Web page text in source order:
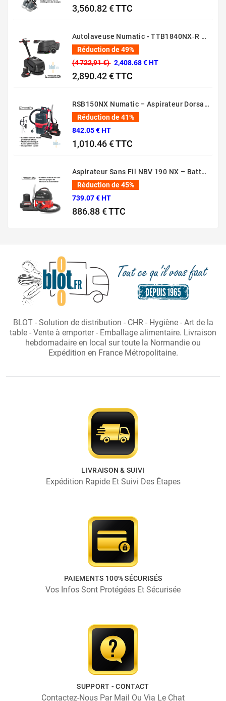
3,560.82 €TTC
Autolaveuse Numatic - TTB1840NX‑R – (Batterie 36 V, 18 L)
Réduction de 49%
(4 722,91 €) 2,408.68 € HT
2,890.42 €TTC
RSB150NX Numatic – Aspirateur Dorsal Pro [80 Min – 5L – 36V]
Réduction de 41%
842.05 € HT
1,010.46 €TTC
Aspirateur Sans Fil NBV 190 NX – Batterie 36V Professionnel
Réduction de 45%
739.07 € HT
886.88 €TTC
BLOT - Solution de distribution - CHR - Hygiène - Art de la
table - Vente à emporter - Emballage alimentaire. Livraison
hebdomadaire en local sur toute la Normandie ou
Expédition en France Métropolitaine.
LIVRAISON & SUIVI
Expédition Rapide Et Suivi Des Étapes
PAIEMENTS 100% SÉCURISÉS
Vos Infos Sont Protégées Et Sécurisée
SUPPORT - CONTACT
Contactez-Nous Par Mail Ou Via Le Chat